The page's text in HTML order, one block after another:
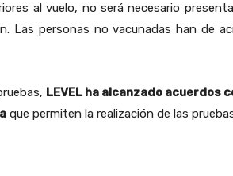
al vuelo, no será necesario
Las personas no vacunadas han de
LEVEL ha alcanzado acuerdos
que permiten la realización de las